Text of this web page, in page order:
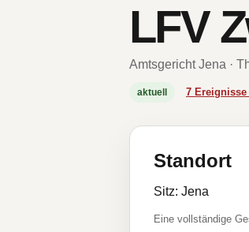
LFV
Amtsgericht Jena ·
aktuell 7
Standort
Sitz: Jena
Eine vollständige